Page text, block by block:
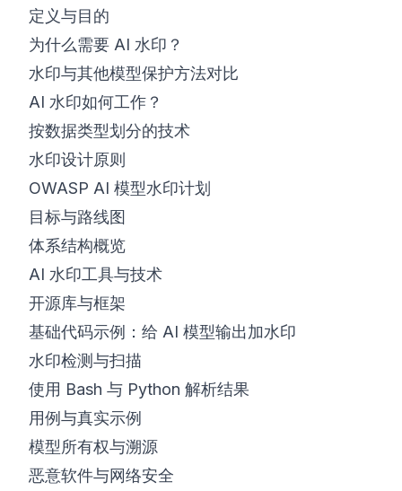
定义与目的
为什么需要 AI 水印？
水印与其他模型保护方法对比
AI 水印如何工作？
按数据类型划分的技术
水印设计原则
OWASP AI 模型水印计划
目标与路线图
体系结构概览
AI 水印工具与技术
开源库与框架
基础代码示例：给 AI 模型输出加水印
水印检测与扫描
使用 Bash 与 Python 解析结果
用例与真实示例
模型所有权与溯源
恶意软件与网络安全